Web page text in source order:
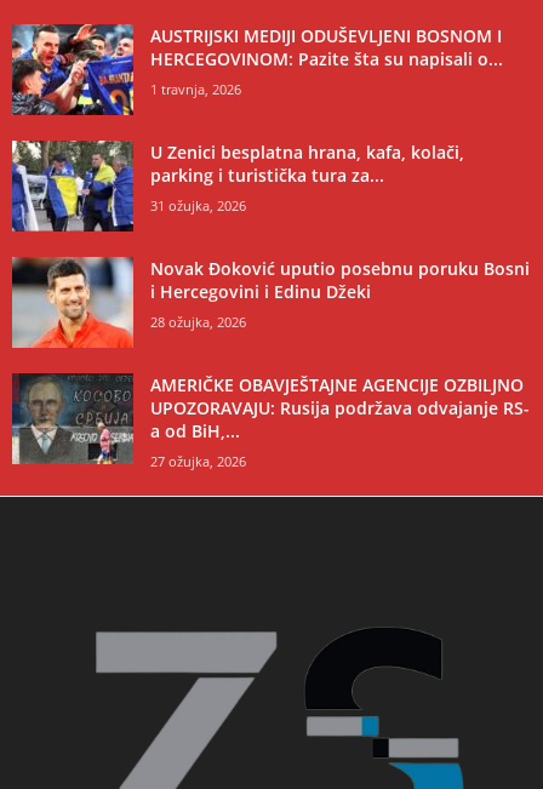
AUSTRIJSKI MEDIJI ODUŠEVLJENI BOSNOM I
HERCEGOVINOM: Pazite šta su napisali o...
1 travnja, 2026
U Zenici besplatna hrana, kafa, kolači,
parking i turistička tura za...
31 ožujka, 2026
Novak Đoković uputio posebnu poruku Bosni
i Hercegovini i Edinu Džeki
28 ožujka, 2026
AMERIČKE OBAVJEŠTAJNE AGENCIJE OZBILJNO
UPOZORAVAJU: Rusija podržava odvajanje RS-
a od BiH,...
27 ožujka, 2026